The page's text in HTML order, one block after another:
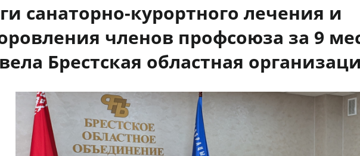
санаторно-курортного лечения и
членов профсоюза за 9
Брестская областная